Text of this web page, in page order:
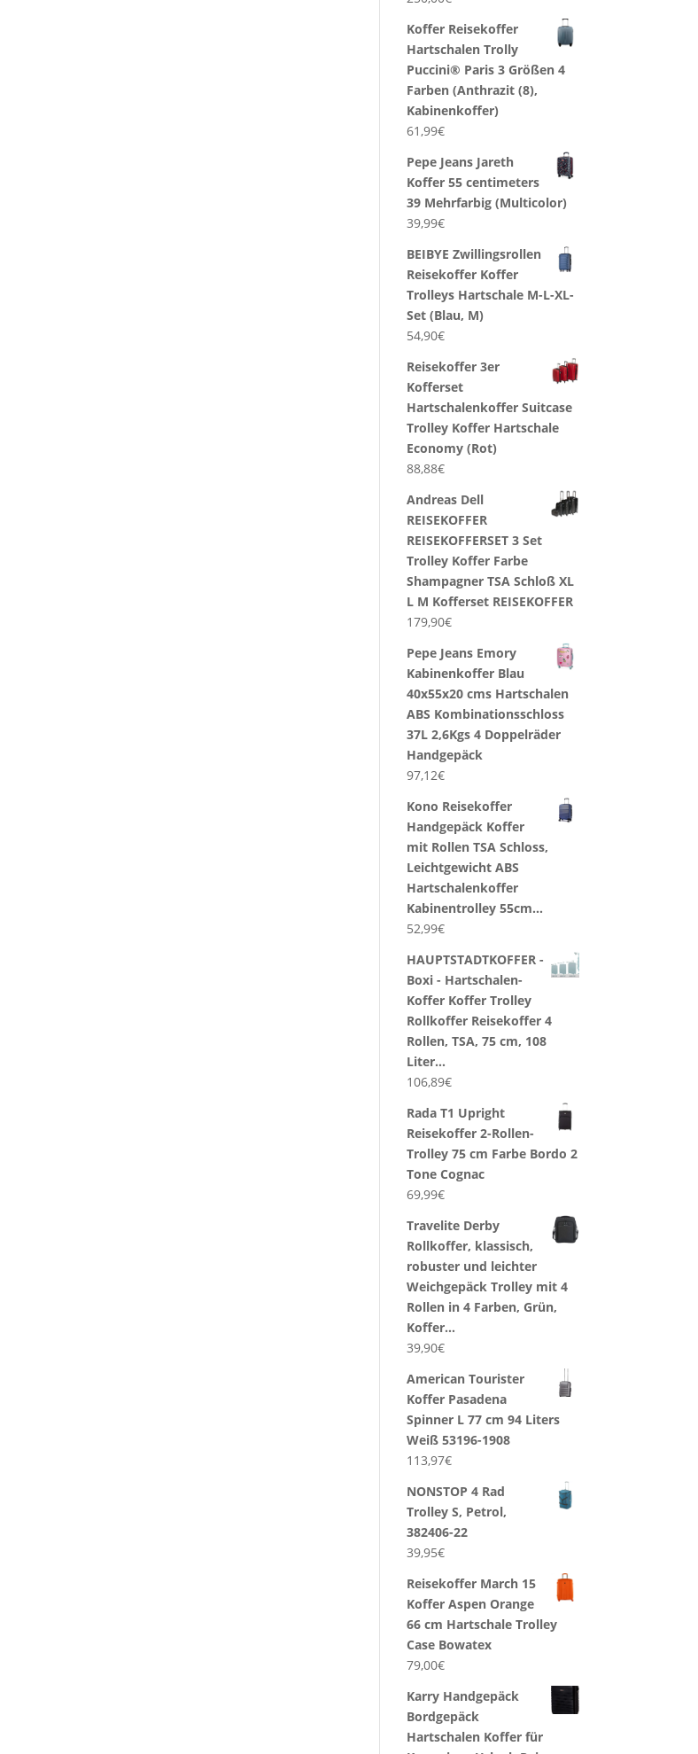
Koffer Reisekoffer
Hartschalen Trolly
Puccini® Paris 3 Größen 4
Farben (Anthrazit (8),
Kabinenkoffer)
61,99€
Pepe Jeans Jareth
Koffer 55 centimeters
39 Mehrfarbig (Multicolor)
39,99€
BEIBYE Zwillingsrollen
Reisekoffer Koffer
Trolleys Hartschale M-L-XL-
Set (Blau, M)
54,90€
Reisekoffer 3er
Kofferset
Hartschalenkoffer Suitcase
Trolley Koffer Hartschale
Economy (Rot)
88,88€
Andreas Dell
REISEKOFFER
REISEKOFFERSET 3 Set
Trolley Koffer Farbe
Shampagner TSA Schloß XL
L M Kofferset REISEKOFFER
179,90€
Pepe Jeans Emory
Kabinenkoffer Blau
40x55x20 cms Hartschalen
ABS Kombinationsschloss
37L 2,6Kgs 4 Doppelräder
Handgepäck
97,12€
Kono Reisekoffer
Handgepäck Koffer
mit Rollen TSA Schloss,
Leichtgewicht ABS
Hartschalenkoffer
Kabinentrolley 55cm…
52,99€
HAUPTSTADTKOFFER -
Boxi - Hartschalen-
Koffer Koffer Trolley
Rollkoffer Reisekoffer 4
Rollen, TSA, 75 cm, 108
Liter…
106,89€
Rada T1 Upright
Reisekoffer 2-Rollen-
Trolley 75 cm Farbe Bordo 2
Tone Cognac
69,99€
Travelite Derby
Rollkoffer, klassisch,
robuster und leichter
Weichgepäck Trolley mit 4
Rollen in 4 Farben, Grün,
Koffer…
39,90€
American Tourister
Koffer Pasadena
Spinner L 77 cm 94 Liters
Weiß 53196-1908
113,97€
NONSTOP 4 Rad
Trolley S, Petrol,
382406-22
39,95€
Reisekoffer March 15
Koffer Aspen Orange
66 cm Hartschale Trolley
Case Bowatex
79,00€
Karry Handgepäck
Bordgepäck
Hartschalen Koffer für